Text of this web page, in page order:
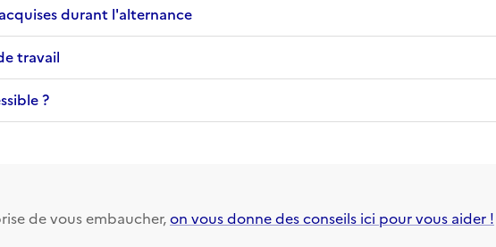
durant l'alternance
travail
?
de vous embaucher,on vous donne des conseils ici pour vous aider !